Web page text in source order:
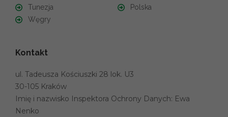
Tunezja
Węgry
Polska
Kontakt
ul. Tadeusza Kościuszki 28 lok. U3
30-105 Kraków
Imię i nazwisko Inspektora Ochrony Danych: Ewa
Nenko